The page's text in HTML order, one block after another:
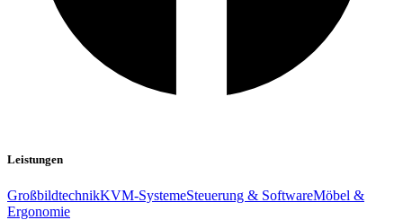
Leistungen
GroßbildtechnikKVM-SystemeSteuerung & SoftwareMöbel &
Ergonomie